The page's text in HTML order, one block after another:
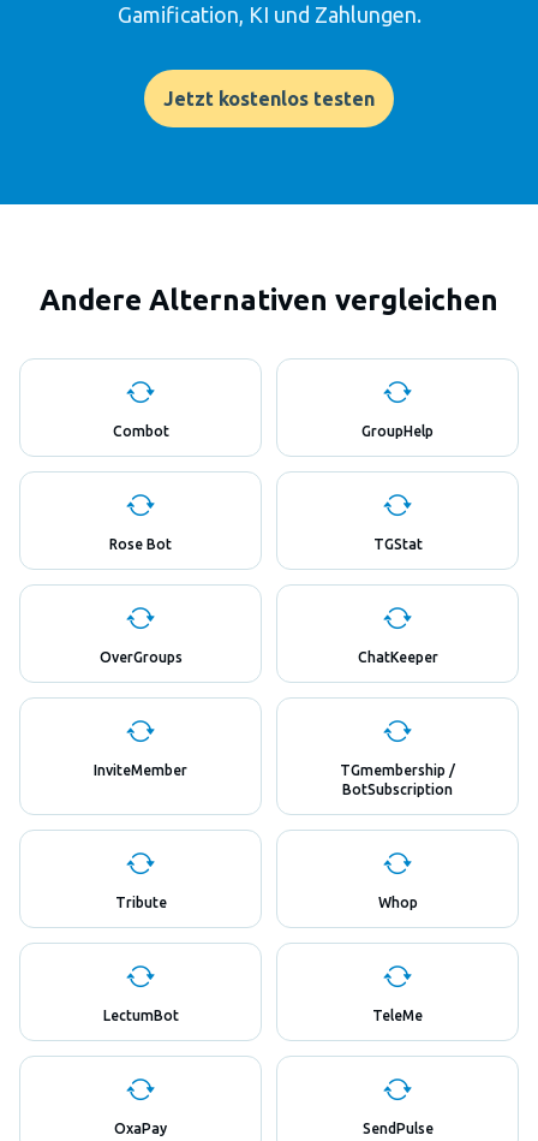
Gamification, KI und Zahlungen.
Jetzt kostenlos testen
Andere Alternativen vergleichen
Combot GroupHelp
Rose Bot TGStat
OverGroups ChatKeeper
InviteMember
TGmembership /
BotSubscription
Tribute Whop
LectumBot TeleMe
OxaPay SendPulse